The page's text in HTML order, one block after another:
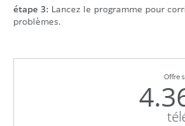
étape 3: Lancez le programme pour
problèmes.
Offre